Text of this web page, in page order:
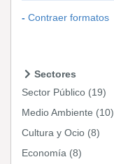
Contraer formatos
Sectores
Sector Público (19)
Medio Ambiente (10)
Cultura y Ocio (8)
Economía (8)